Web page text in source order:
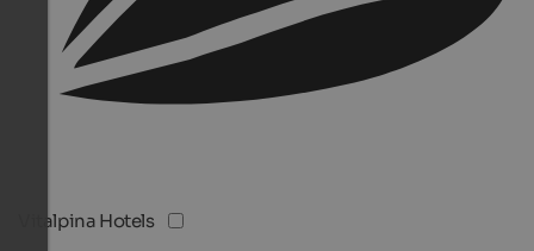
Vitalpina Hotels